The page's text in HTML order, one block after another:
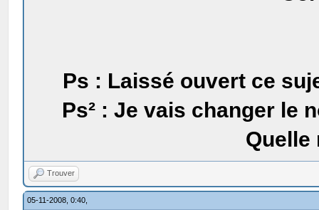
Ps : Laissé ouvert ce
Ps² : Je vais changer le
Quelle
Trouver
05-11-2008, 0:40,